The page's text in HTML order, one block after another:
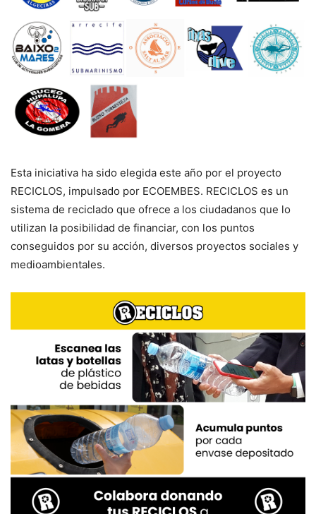
Esta iniciativa ha sido elegida este año por el proyecto
RECICLOS, impulsado por ECOEMBES. RECICLOS es un
sistema de reciclado que ofrece a los ciudadanos que lo
utilizan la posibilidad de financiar, con los puntos
conseguidos por su acción, diversos proyectos sociales y
medioambientales.